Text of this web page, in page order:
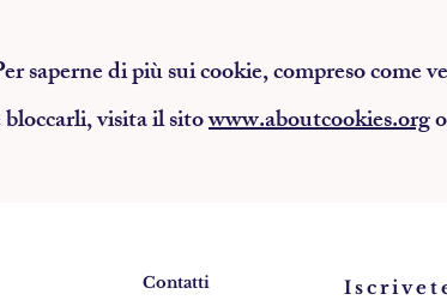
saperne di più sui cookie, compreso
bloccarli, visita il sitowww.aboutcookies.orgo
Contatti